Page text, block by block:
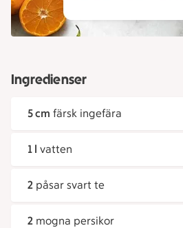
Ingredienser
5 cm färsk ingefära
1 l vatten
2 påsar svart te
2 mogna persikor